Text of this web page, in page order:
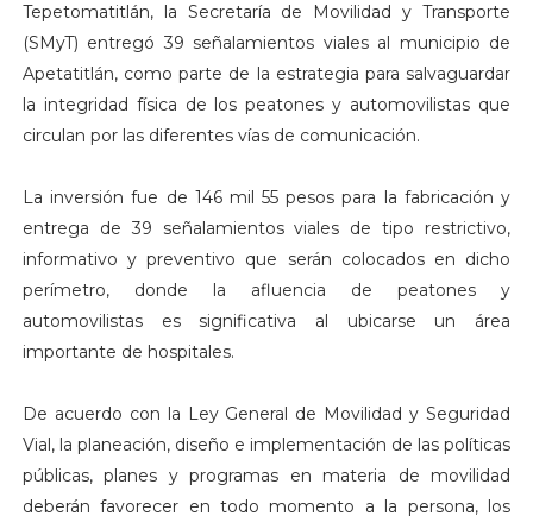
Tepetomatitlán, la Secretaría de Movilidad y Transporte
(SMyT) entregó 39 señalamientos viales al municipio de
Apetatitlán, como parte de la estrategia para salvaguardar
la integridad física de los peatones y automovilistas que
circulan por las diferentes vías de comunicación.
La inversión fue de 146 mil 55 pesos para la fabricación y
entrega de 39 señalamientos viales de tipo restrictivo,
informativo y preventivo que serán colocados en dicho
perímetro, donde la afluencia de peatones y
automovilistas es significativa al ubicarse un área
importante de hospitales.
De acuerdo con la Ley General de Movilidad y Seguridad
Vial, la planeación, diseño e implementación de las políticas
públicas, planes y programas en materia de movilidad
deberán favorecer en todo momento a la persona, los